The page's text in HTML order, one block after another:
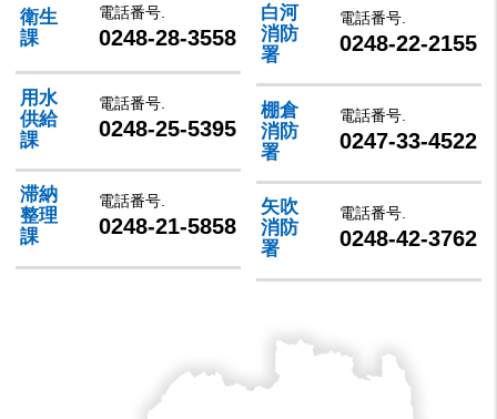
衛生
課
電話番号.
0248-28-3558
用水
供給
課
電話番号.
0248-25-5395
滞納
整理
課
電話番号.
0248-21-5858
白河
消防
署
電話番号.
0248-22-2155
棚倉
消防
署
電話番号.
0247-33-4522
矢吹
消防
署
電話番号.
0248-42-3762